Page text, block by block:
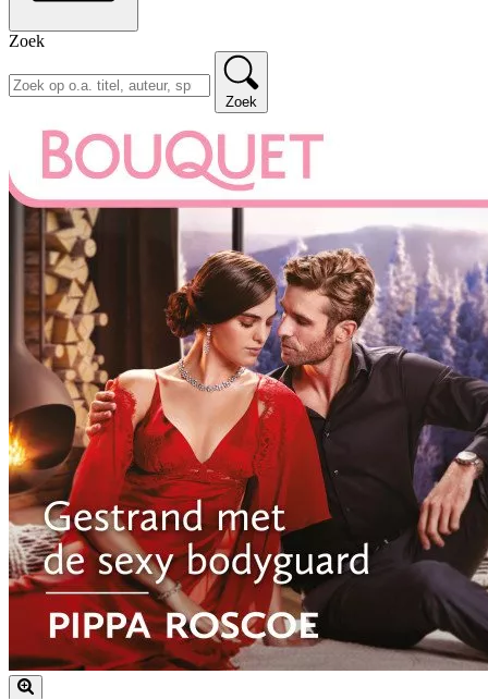
Zoek
Zoek